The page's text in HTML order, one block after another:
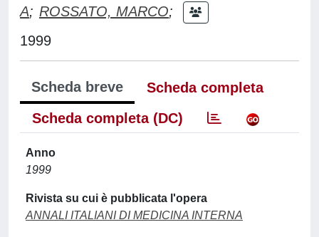
A; ROSSATO, MARCO;
1999
Scheda breve
Scheda completa
Scheda completa (DC)
Anno
1999
Rivista su cui è pubblicata l'opera
ANNALI ITALIANI DI MEDICINA INTERNA